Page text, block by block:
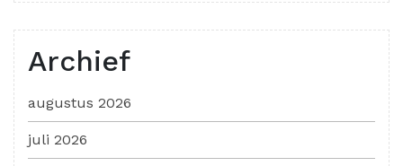
Archief
augustus 2026
juli 2026